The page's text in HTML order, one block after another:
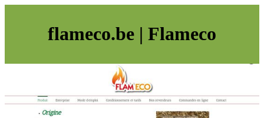
flameco.be | Flameco